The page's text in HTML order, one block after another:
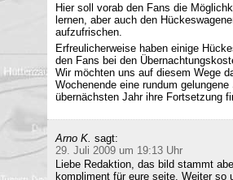
Hier soll vorab den Fans die
lernen, aber auch den
aufzufrischen.
Erfreulicherweise haben einige
den Fans bei den
Wir möchten uns auf diesem Wege
Wochenende eine rundum
übernächsten Jahr ihre Fortsetzung
Arno K. sagt:
29. Juli 2009 um 19:13 Uhr
Liebe Redaktion, das bild stammt
kompliment für eure seite. Weiter so